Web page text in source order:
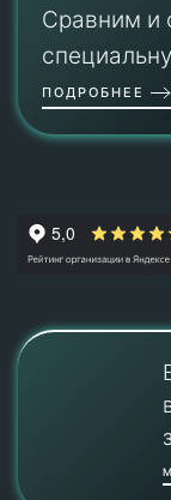
Сравним и
ПОДРОБНЕЕ